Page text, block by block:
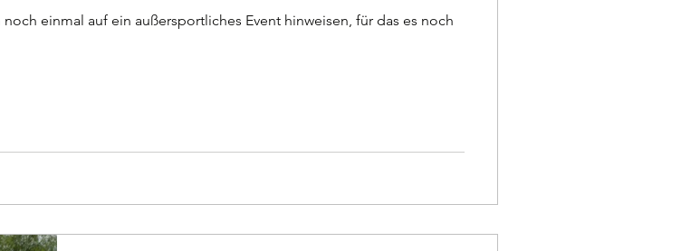
einmal auf ein außersportliches Event hinweisen, für das es noch